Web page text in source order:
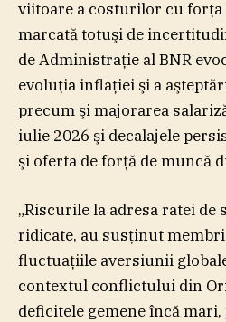
viitoare a costurilor cu forţa
marcată totuşi de
de Administraţie al BNR
evoluţia inflaţiei şi a
precum şi majorarea
iulie 2026 şi decalajele
şi oferta de forţă de muncă
„Riscurile la adresa ratei
ridicate, au susţinut
fluctuaţiile aversiunii
contextul conflictului din
deficitele gemene încă